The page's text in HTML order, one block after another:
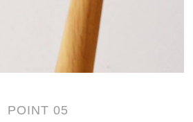
POINT 05